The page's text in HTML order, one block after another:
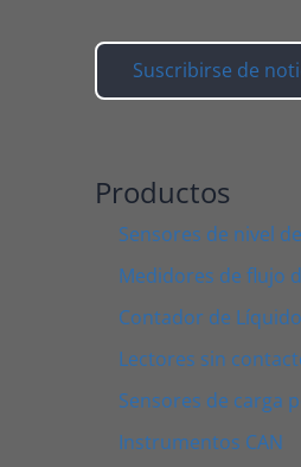
Suscribirse de
Productos
Sensores de nivel
Medidores de flujo
Contador de
Lectores sin
Sensores de carga
Instrumentos CAN